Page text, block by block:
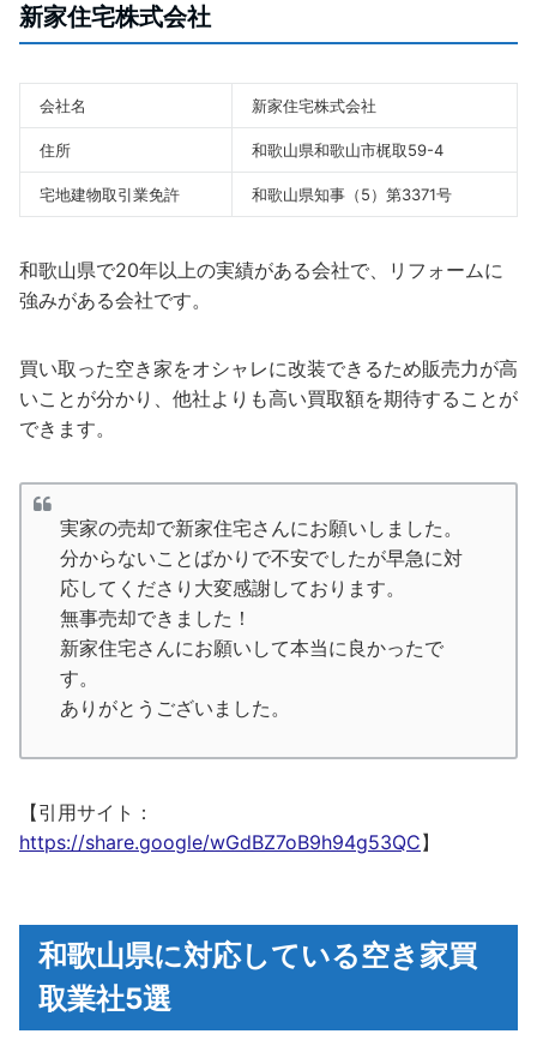
新家住宅株式会社
会社名 新家住宅株式会社
住所 和歌山県和歌山市梶取59-4
宅地建物取引業免許 和歌山県知事（5）第3371号
和歌山県で20年以上の実績がある会社で、リフォームに
強みがある会社です。
買い取った空き家をオシャレに改装できるため販売力が高
いことが分かり、他社よりも高い買取額を期待することが
できます。
実家の売却で新家住宅さんにお願いしました。
分からないことばかりで不安でしたが早急に対
応してくださり大変感謝しております。
無事売却できました！
新家住宅さんにお願いして本当に良かったで
す。
ありがとうございました。
【引用サイト：
https://share.google/wGdBZ7oB9h94g53QC】
和歌山県に対応している空き家買
取業社5選